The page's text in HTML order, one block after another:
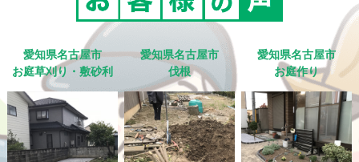
愛知県名古屋市
お庭草刈り・敷砂利
愛知県名古屋市
伐根
愛知県名古屋市
お庭作り